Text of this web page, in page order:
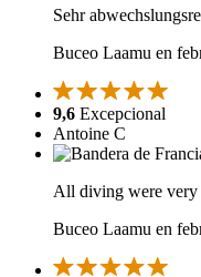
Sehr
Buceo Laamu en
9,6 Excepcional
Antoine C
All diving were
Buceo Laamu en